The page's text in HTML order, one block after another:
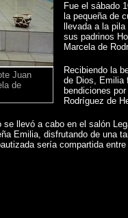
Juan
de
Fue el sábado
la pequeña de
llevada a la
sus padrinos
Marcela de
Recibiendo la
de Dios, Emilia
bendiciones
Rodríguez de
llevó a cabo en el salón
Emilia, disfrutando de una
sería compartida